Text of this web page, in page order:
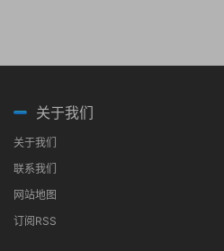
关于我们
关于我们
联系我们
网站地图
订阅RSS